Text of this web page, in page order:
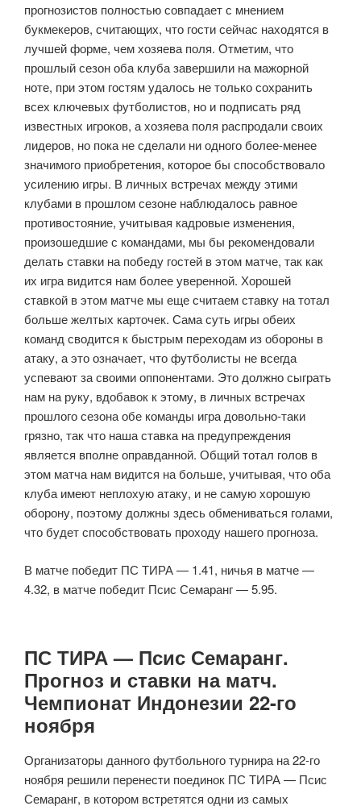
прогнозистов полностью совпадает с мнением
букмекеров, считающих, что гости сейчас находятся в
лучшей форме, чем хозяева поля. Отметим, что
прошлый сезон оба клуба завершили на мажорной
ноте, при этом гостям удалось не только сохранить
всех ключевых футболистов, но и подписать ряд
известных игроков, а хозяева поля распродали своих
лидеров, но пока не сделали ни одного более-менее
значимого приобретения, которое бы способствовало
усилению игры. В личных встречах между этими
клубами в прошлом сезоне наблюдалось равное
противостояние, учитывая кадровые изменения,
произошедшие с командами, мы бы рекомендовали
делать ставки на победу гостей в этом матче, так как
их игра видится нам более уверенной. Хорошей
ставкой в этом матче мы еще считаем ставку на тотал
больше желтых карточек. Сама суть игры обеих
команд сводится к быстрым переходам из обороны в
атаку, а это означает, что футболисты не всегда
успевают за своими оппонентами. Это должно сыграть
нам на руку, вдобавок к этому, в личных встречах
прошлого сезона обе команды игра довольно-таки
грязно, так что наша ставка на предупреждения
является вполне оправданной. Общий тотал голов в
этом матча нам видится на больше, учитывая, что оба
клуба имеют неплохую атаку, и не самую хорошую
оборону, поэтому должны здесь обмениваться голами,
что будет способствовать проходу нашего прогноза.
В матче победит ПС ТИРА — 1.41, ничья в матче —
4.32, в матче победит Псис Семаранг — 5.95.
ПС ТИРА — Псис Семаранг.
Прогноз и ставки на матч.
Чемпионат Индонезии 22-го
ноября
Организаторы данного футбольного турнира на 22-го
ноября решили перенести поединок ПС ТИРА — Псис
Семаранг, в котором встретятся одни из самых